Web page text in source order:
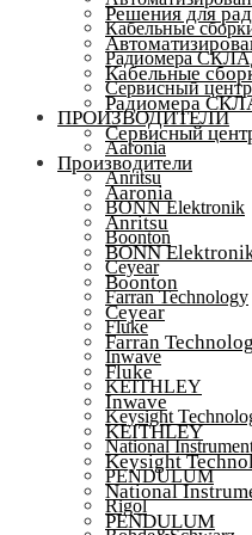
Кабельные
Радиомера
Сервисный центр
ПРОИЗВОДИТЕЛИ
Aaronia
Anritsu
BONN Elektronik
Boonton
Ceyear
Farran Technology
Fluke
Inwave
KEITHLEY
Keysight
National
PENDULUM
Rigol
Решения для
Кабельные
Радиомера
Сервисный
Производители
Aaronia
Anritsu
BONN
Boonton
Ceyear
Farran
Fluke
Inwave
KEITHLEY
Keysight
National
PENDULUM